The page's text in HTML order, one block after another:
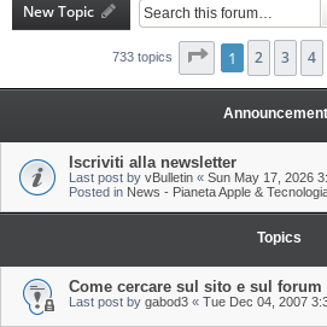
New Topic
733 topics Page of 37
1 2 3 4
Iscriviti alla newsletter
Last post by vBulletin « Sun May 17, 2026
Posted in News - Pianeta Apple &
Topics
Come cercare sul sito e sul forum
Last post by gabod3 « Tue Dec 04, 2007